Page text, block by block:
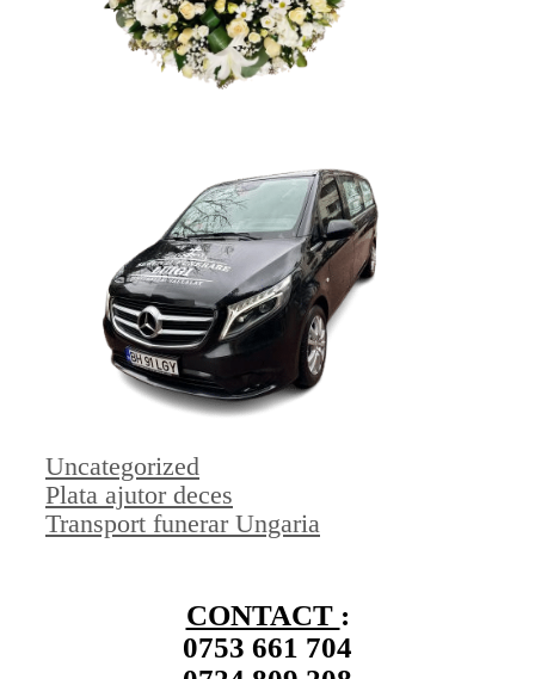
Categorii
Uncategorized
Plata ajutor deces
Transport funerar Ungaria
CONTACT :
0753 661 704